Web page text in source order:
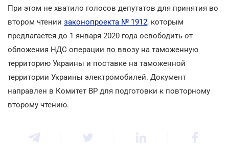
При этом не хватило голосов депутатов для принятия во
втором чтении законопроекта № 1912, которым
предлагается до 1 января 2020 года освободить от
обложения НДС операции по ввозу на таможенную
территорию Украины и поставке на таможенной
территории Украины электромобилей. Документ
направлен в Комитет ВР для подготовки к повторному
второму чтению.